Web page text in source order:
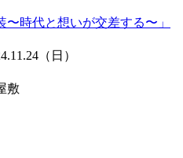
時代と想いが交差する〜」
（日）
敷